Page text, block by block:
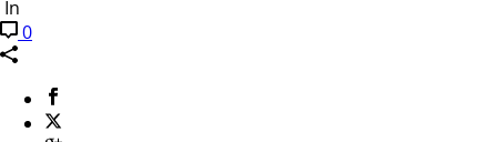
In
0